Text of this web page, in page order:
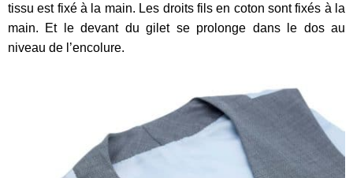
tissu est fixé à la main. Les droits fils en coton sont fixés à la
main. Et le devant du gilet se prolonge dans le dos au
niveau de l’encolure.